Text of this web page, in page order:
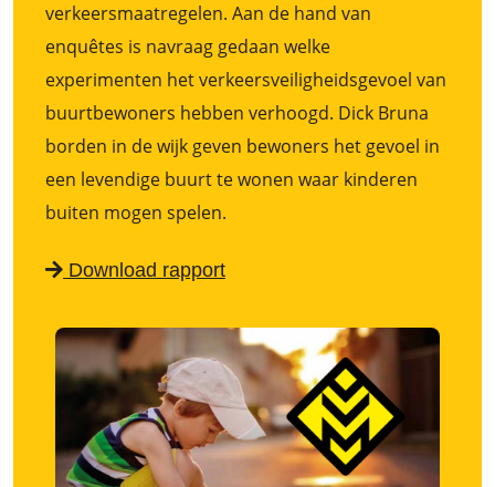
verkeersmaatregelen. Aan de hand van
enquêtes is navraag gedaan welke
experimenten het verkeersveiligheidsgevoel van
buurtbewoners hebben verhoogd. Dick Bruna
borden in de wijk geven bewoners het gevoel in
een levendige buurt te wonen waar kinderen
buiten mogen spelen.
Download rapport